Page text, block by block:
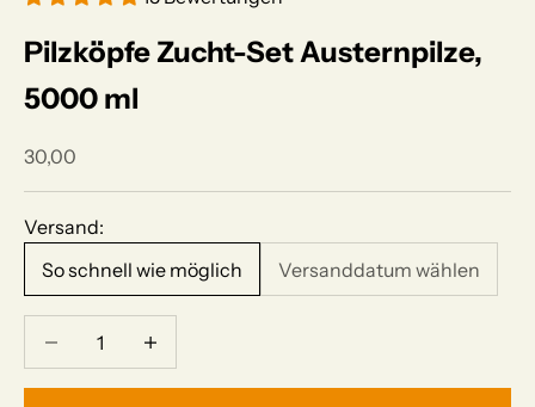
Pilzköpfe Zucht-Set Austernpilze,
5000 ml
Angebot
30,00
Versand:
So schnell wie möglich
Versanddatum wählen
Anzahl verringernAnzahl verringern